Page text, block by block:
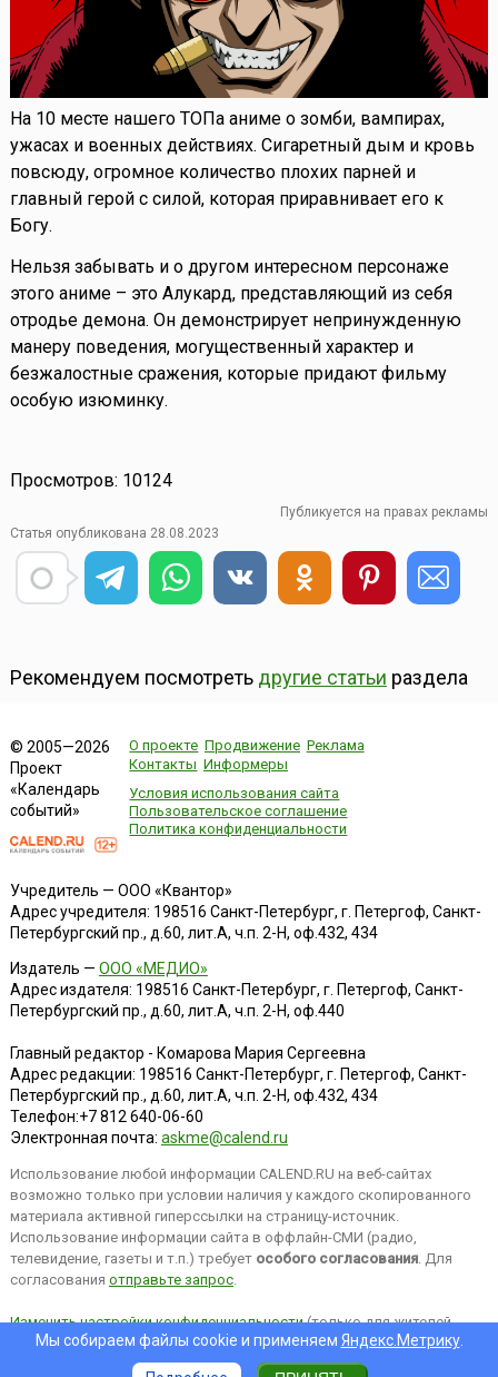
На 10 месте нашего ТОПа аниме о зомби, вампирах,
ужасах и военных действиях. Сигаретный дым и кровь
повсюду, огромное количество плохих парней и
главный герой с силой, которая приравнивает его к
Богу.
Нельзя забывать и о другом интересном персонаже
этого аниме – это Алукард, представляющий из себя
отродье демона. Он демонстрирует непринужденную
манеру поведения, могущественный характер и
безжалостные сражения, которые придают фильму
особую изюминку.
Просмотров: 10124
Публикуется на правах рекламы
Статья опубликована 28.08.2023
Рекомендуем посмотреть другие статьи раздела
© 2005—2026
Проект
«Календарь
событий»
О проекте Продвижение Реклама
Контакты Информеры
Условия использования сайта
Пользовательское соглашение
Политика конфиденциальности
Учредитель — ООО «Квантор»
Адрес учредителя: 198516 Санкт-Петербург, г. Петергоф, Санкт-
Петербургский пр., д.60, лит.А, ч.п. 2-Н, оф.432, 434
Издатель — ООО «МЕДИО»
Адрес издателя: 198516 Санкт-Петербург, г. Петергоф, Санкт-
Петербургский пр., д.60, лит.А, ч.п. 2-Н, оф.440
Главный редактор - Комарова Мария Сергеевна
Адрес редакции: 198516 Санкт-Петербург, г. Петергоф, Санкт-
Петербургский пр., д.60, лит.А, ч.п. 2-Н, оф.432, 434
Телефон:+7 812 640-06-60
Электронная почта: askme@calend.ru
Использование любой информации CALEND.RU на веб-сайтах
возможно только при условии наличия у каждого скопированного
материала активной гиперссылки на страницу-источник.
Использование информации сайта в оффлайн-СМИ (радио,
телевидение, газеты и т.п.) требует особого согласования. Для
согласования отправьте запрос.
Изменить настройки конфиденциальности(только для жителей
EEA).Мы собираем файлы cookie и применяем Яндекс.Метрику.